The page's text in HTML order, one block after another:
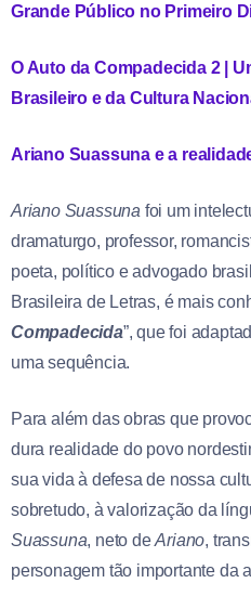
Grande Público no Primeiro
O Auto da Compadecida 2 |
Brasileiro e da Cultura
Ariano Suassuna e a
Ariano Suassuna foi um
dramaturgo, professor,
poeta, político e advogado
Brasileira de Letras, é mais
Compadecida”, que foi
uma sequência.
Para além das obras que
dura realidade do povo
sua vida à defesa de nossa
sobretudo, à valorização da
Suassuna, neto deAriano,
personagem tão importante da